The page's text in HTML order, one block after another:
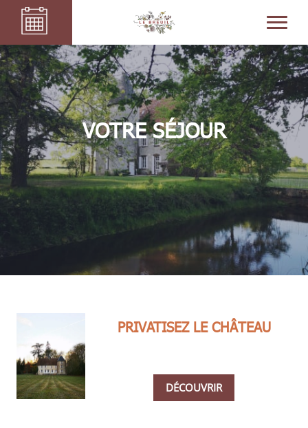
VOTRE SÉJOUR
PRIVATISEZ LE CHÂTEAU
DÉCOUVRIR